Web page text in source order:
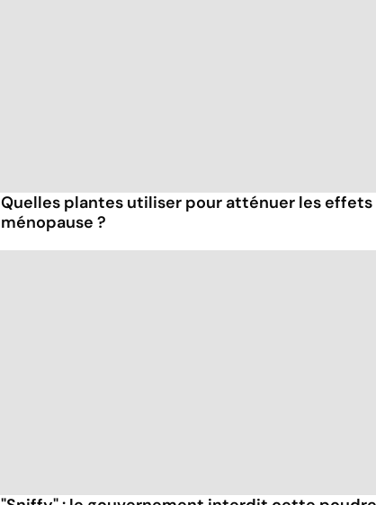
Quelles plantes utiliser pour atténuer les effets
ménopause ?